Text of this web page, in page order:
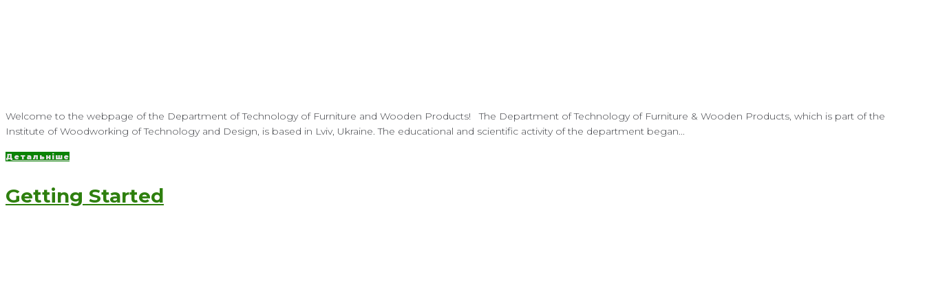
Welcome to the webpage of the Department of Technology of Furniture and Wooden Products! The Department of Technology of Furniture & Wooden Products, which is part of the
Institute of Woodworking of Technology and Design, is based in Lviv, Ukraine. The educational and scientific activity of the department began...
Детальніше
Getting Started